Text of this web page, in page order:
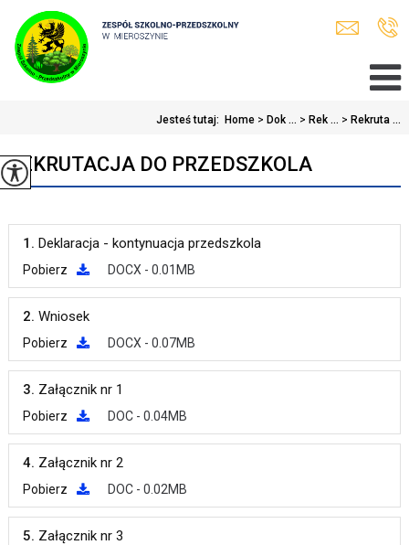
Jesteś tutaj: Home > Dok ... > Rek ... > Rekruta ...
REKRUTACJA DO PRZEDSZKOLA
1. Deklaracja - kontynuacja przedszkola
Pobierz DOCX - 0.01MB
2. Wniosek
Pobierz DOCX - 0.07MB
3. Załącznik nr 1
Pobierz DOC - 0.04MB
4. Załącznik nr 2
Pobierz DOC - 0.02MB
5. Załącznik nr 3